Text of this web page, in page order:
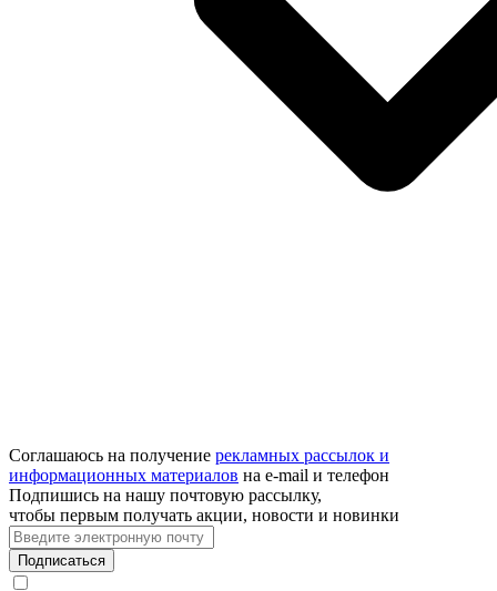
Соглашаюсь на получение рекламных рассылок и
информационных материалов на e‑mail и телефон
Подпишись на нашу почтовую рассылку,
чтобы первым получать акции, новости и новинки
Подписаться